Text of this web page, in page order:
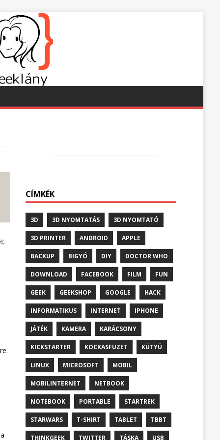
CÍMKÉK
3D 3D NYOMTATÁS 3D NYOMTATÓ
3D PRINTER ANDROID APPLE
BACKUP BIGYÓ DIY DOCTOR WHO
DOWNLOAD FACEBOOK FILM FUN
GEEK GEEKSHOP GOOGLE HACK
INFORMATIKUS INTERNET IPHONE
JÁTÉK KAMERA KARÁCSONY
KICKSTARTER KOCKASFUZET KÜTYÜ
LINUX MICROSOFT MOBIL
MOBILINTERNET NETBOOK
NOTEBOOK PORTABLE STARTREK
STARWARS T-SHIRT TABLET TBBT
THINKGEEK TWITTER TÁSKA USB